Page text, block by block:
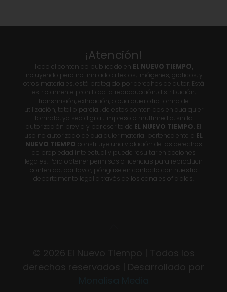
¡Atención!
Todo el contenido publicado en EL NUEVO TIEMPO,
incluyendo pero no limitado a textos, imágenes, gráficos, y
otros materiales, está protegido por derechos de autor. Está
estrictamente prohibida la reproducción, distribución,
transmisión, exhibición, o cualquier otra forma de
utilización, total o parcial, de estos contenidos en cualquier
formato, ya sea digital, impreso o multimedia, sin la
autorización previa y por escrito de EL NUEVO TIEMPO. El
uso no autorizado de cualquier material perteneciente a EL
NUEVO TIEMPO constituye una violación de los derechos
de propiedad intelectual y puede resultar en acciones
legales. Para obtener permisos o licencias para reproducir
contenido, por favor, póngase en contacto con nuestro
departamento legal a través de los canales oficiales.
© 2026 El Nuevo Tiempo | Todos los
derechos reservados | Desarrollado por